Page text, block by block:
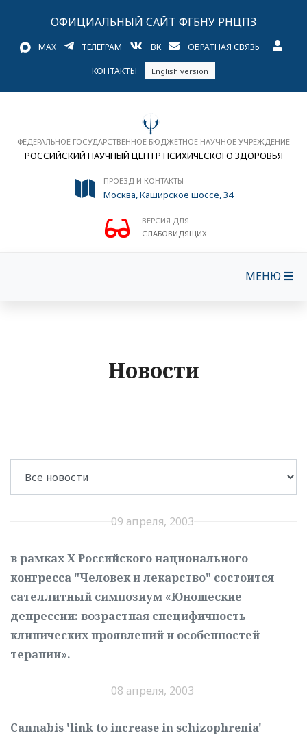
ОФИЦИАЛЬНЫЙ САЙТ ФГБНУ РНЦПЗ
MAX ТЕЛЕГРАМ ВК ОБРАТНАЯ СВЯЗЬ
КОНТАКТЫ English version
ФЕДЕРАЛЬНОЕ ГОСУДАРСТВЕННОЕ БЮДЖЕТНОЕ НАУЧНОЕ УЧРЕЖДЕНИЕ
РОССИЙСКИЙ НАУЧНЫЙ ЦЕНТР ПСИХИЧЕСКОГО ЗДОРОВЬЯ
ПРОЕЗД И КОНТАКТЫ
Москва, Каширское шоссе, 34
ВЕРСИЯ ДЛЯ
СЛАБОВИДЯЩИХ
МЕНЮ
Новости
09 апреля, 2003
в рамках Х Российского национального
конгресса "Человек и лекарство" состоится
сателлитный симпозиум «Юношеские
депрессии: возрастная специфичность
клинических проявлений и особенностей
терапии».
08 апреля, 2003
Cannabis 'link to increase in schizophrenia'